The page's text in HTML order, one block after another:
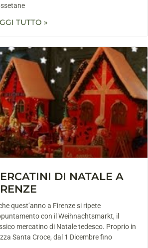
TUTTO »
DI NATALE A
quest’anno a Firenze si ripete
con il Weihnachtsmarkt, il
mercatino di Natale tedesco. Proprio in
Santa Croce, dal 1 Dicembre fino